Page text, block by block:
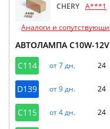
CHERY A***1
Аналоги и
АВТОЛАМПА C10W-12V
C114
от 7 дн. 24
D139 от 9 дн. 24
C115 от 4 дн. 24